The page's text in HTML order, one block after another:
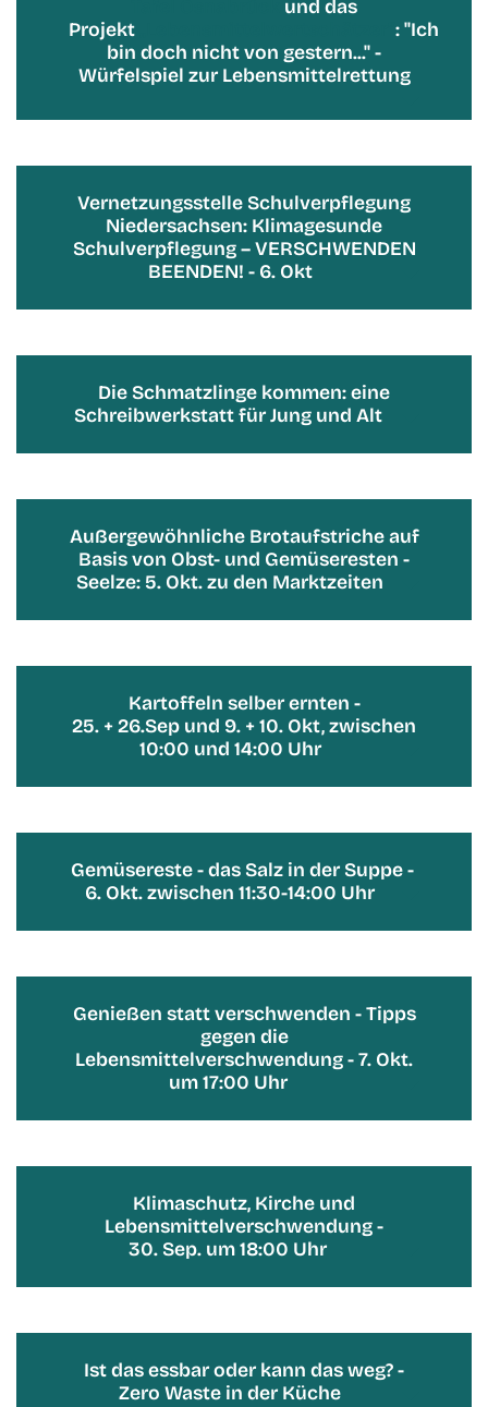
und das
Projekt
: "Ich
bin doch nicht von gestern..." -
Würfelspiel zur Lebensmittelrettung
Vernetzungsstelle Schulverpflegung
Niedersachsen: Klimagesunde
Schulverpflegung – VERSCHWENDEN
BEENDEN! - 6. Okt
Die Schmatzlinge kommen: eine
Schreibwerkstatt für Jung und Alt
Außergewöhnliche Brotaufstriche auf
Basis von Obst- und Gemüseresten -
Seelze: 5. Okt. zu den Marktzeiten
Kartoffeln selber ernten -
25. + 26.Sep und 9. + 10. Okt, zwischen
10:00 und 14:00 Uhr
Gemüsereste - das Salz in der Suppe -
6. Okt. zwischen 11:30-14:00 Uhr
Genießen statt verschwenden - Tipps
gegen die
Lebensmittelverschwendung - 7. Okt.
um 17:00 Uhr
Klimaschutz, Kirche und
Lebensmittelverschwendung -
30. Sep. um 18:00 Uhr
Ist das essbar oder kann das weg? -
Zero Waste in der Küche